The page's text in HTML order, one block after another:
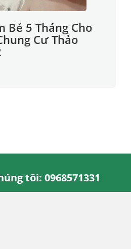
Bé 5 Tháng Cho
Cư Thảo
tôi: 0968571331